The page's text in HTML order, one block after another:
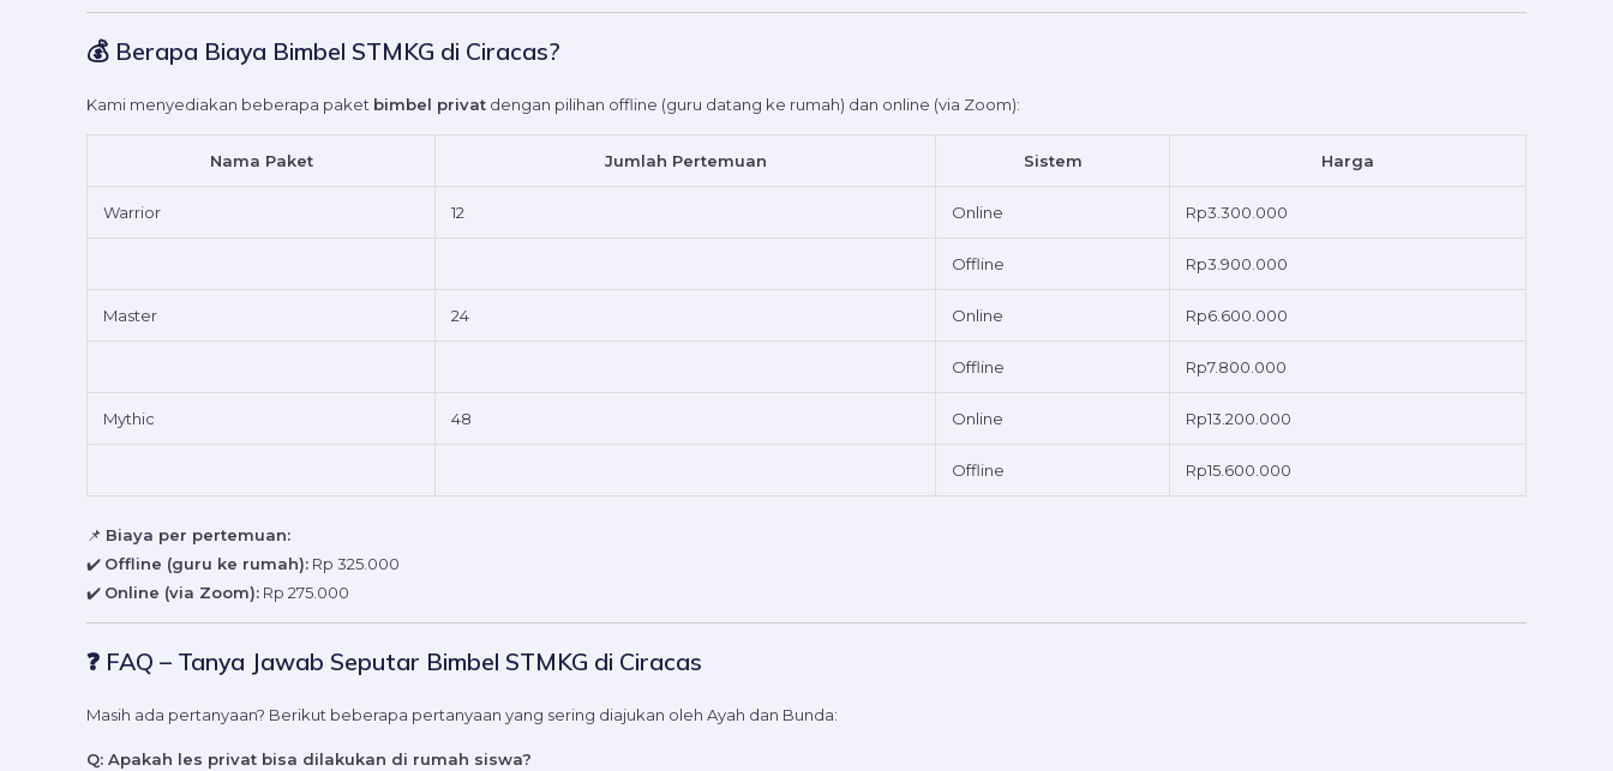
💰 Berapa Biaya Bimbel STMKG di Ciracas?
Kami menyediakan beberapa paket bimbel privat dengan pilihan offline (guru datang ke rumah) dan online (via Zoom):
Nama Paket Jumlah Pertemuan Sistem Harga
Warrior 12 Online Rp3.300.000
Offline Rp3.900.000
Master 24 Online Rp6.600.000
Offline Rp7.800.000
Mythic 48 Online Rp13.200.000
Offline Rp15.600.000
📌 Biaya per pertemuan:
✔️ Offline (guru ke rumah): Rp 325.000
✔️ Online (via Zoom): Rp 275.000
❓ FAQ – Tanya Jawab Seputar Bimbel STMKG di Ciracas
Masih ada pertanyaan? Berikut beberapa pertanyaan yang sering diajukan oleh Ayah dan Bunda:
Q: Apakah les privat bisa dilakukan di rumah siswa?